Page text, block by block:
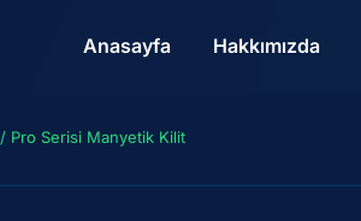
Anasayfa Hakkımızda
/ Pro Serisi Manyetik Kilit